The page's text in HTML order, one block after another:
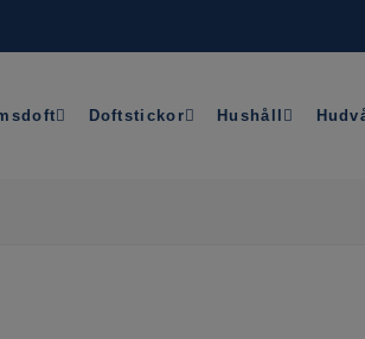
Doftstickor Hushåll